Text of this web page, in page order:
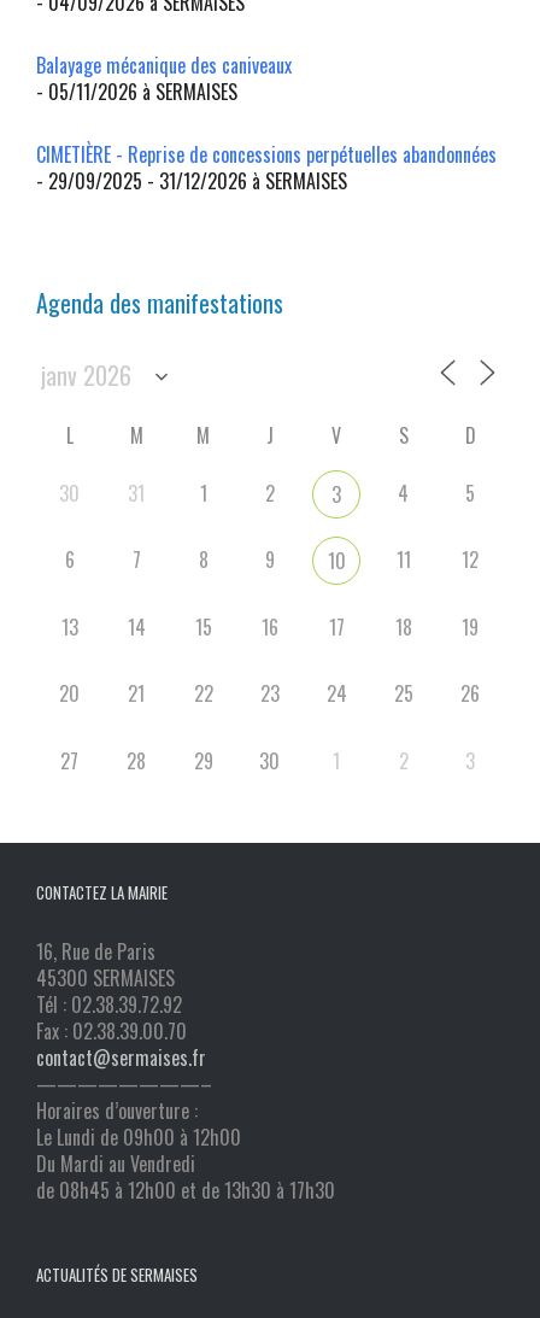
Balayage mécanique des caniveaux
- 05/11/2026 à SERMAISES
CIMETIÈRE - Reprise de concessions perpétuelles abandonnées
- 29/09/2025 - 31/12/2026 à SERMAISES
Agenda des manifestations
L M M J V S
D
30
31 1 2 3 4 5
6 7 8 9 10 11 12
13 14 15 16 17 18 19
20 21 22 23 24 25 26
27 28 29 30 1 2 3
CONTACTEZ LA MAIRIE
16, Rue de Paris
45300 SERMAISES
Tél : 02.38.39.72.92
Fax : 02.38.39.00.70
contact@sermaises.fr
————————–
Horaires d’ouverture :
Le Lundi de 09h00 à 12h00
Du Mardi au Vendredi
de 08h45 à 12h00 et de 13h30 à 17h30
ACTUALITÉS DE SERMAISES